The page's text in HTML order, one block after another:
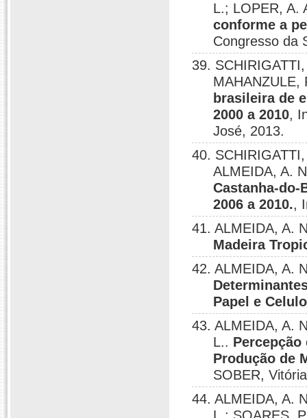
L.; LOPER, A.
conforme a
Congresso da
39.
brasileira de
2000 a 2010,
José, 2013.
40.
ALMEIDA, A.
Castanha-do-
2006 a 2010.,
41. ALMEIDA, A.
Madeira
42. ALMEIDA, A.
Papel e
43. ALMEIDA, A.
L..
Produção de
SOBER,
44. ALMEIDA, A.